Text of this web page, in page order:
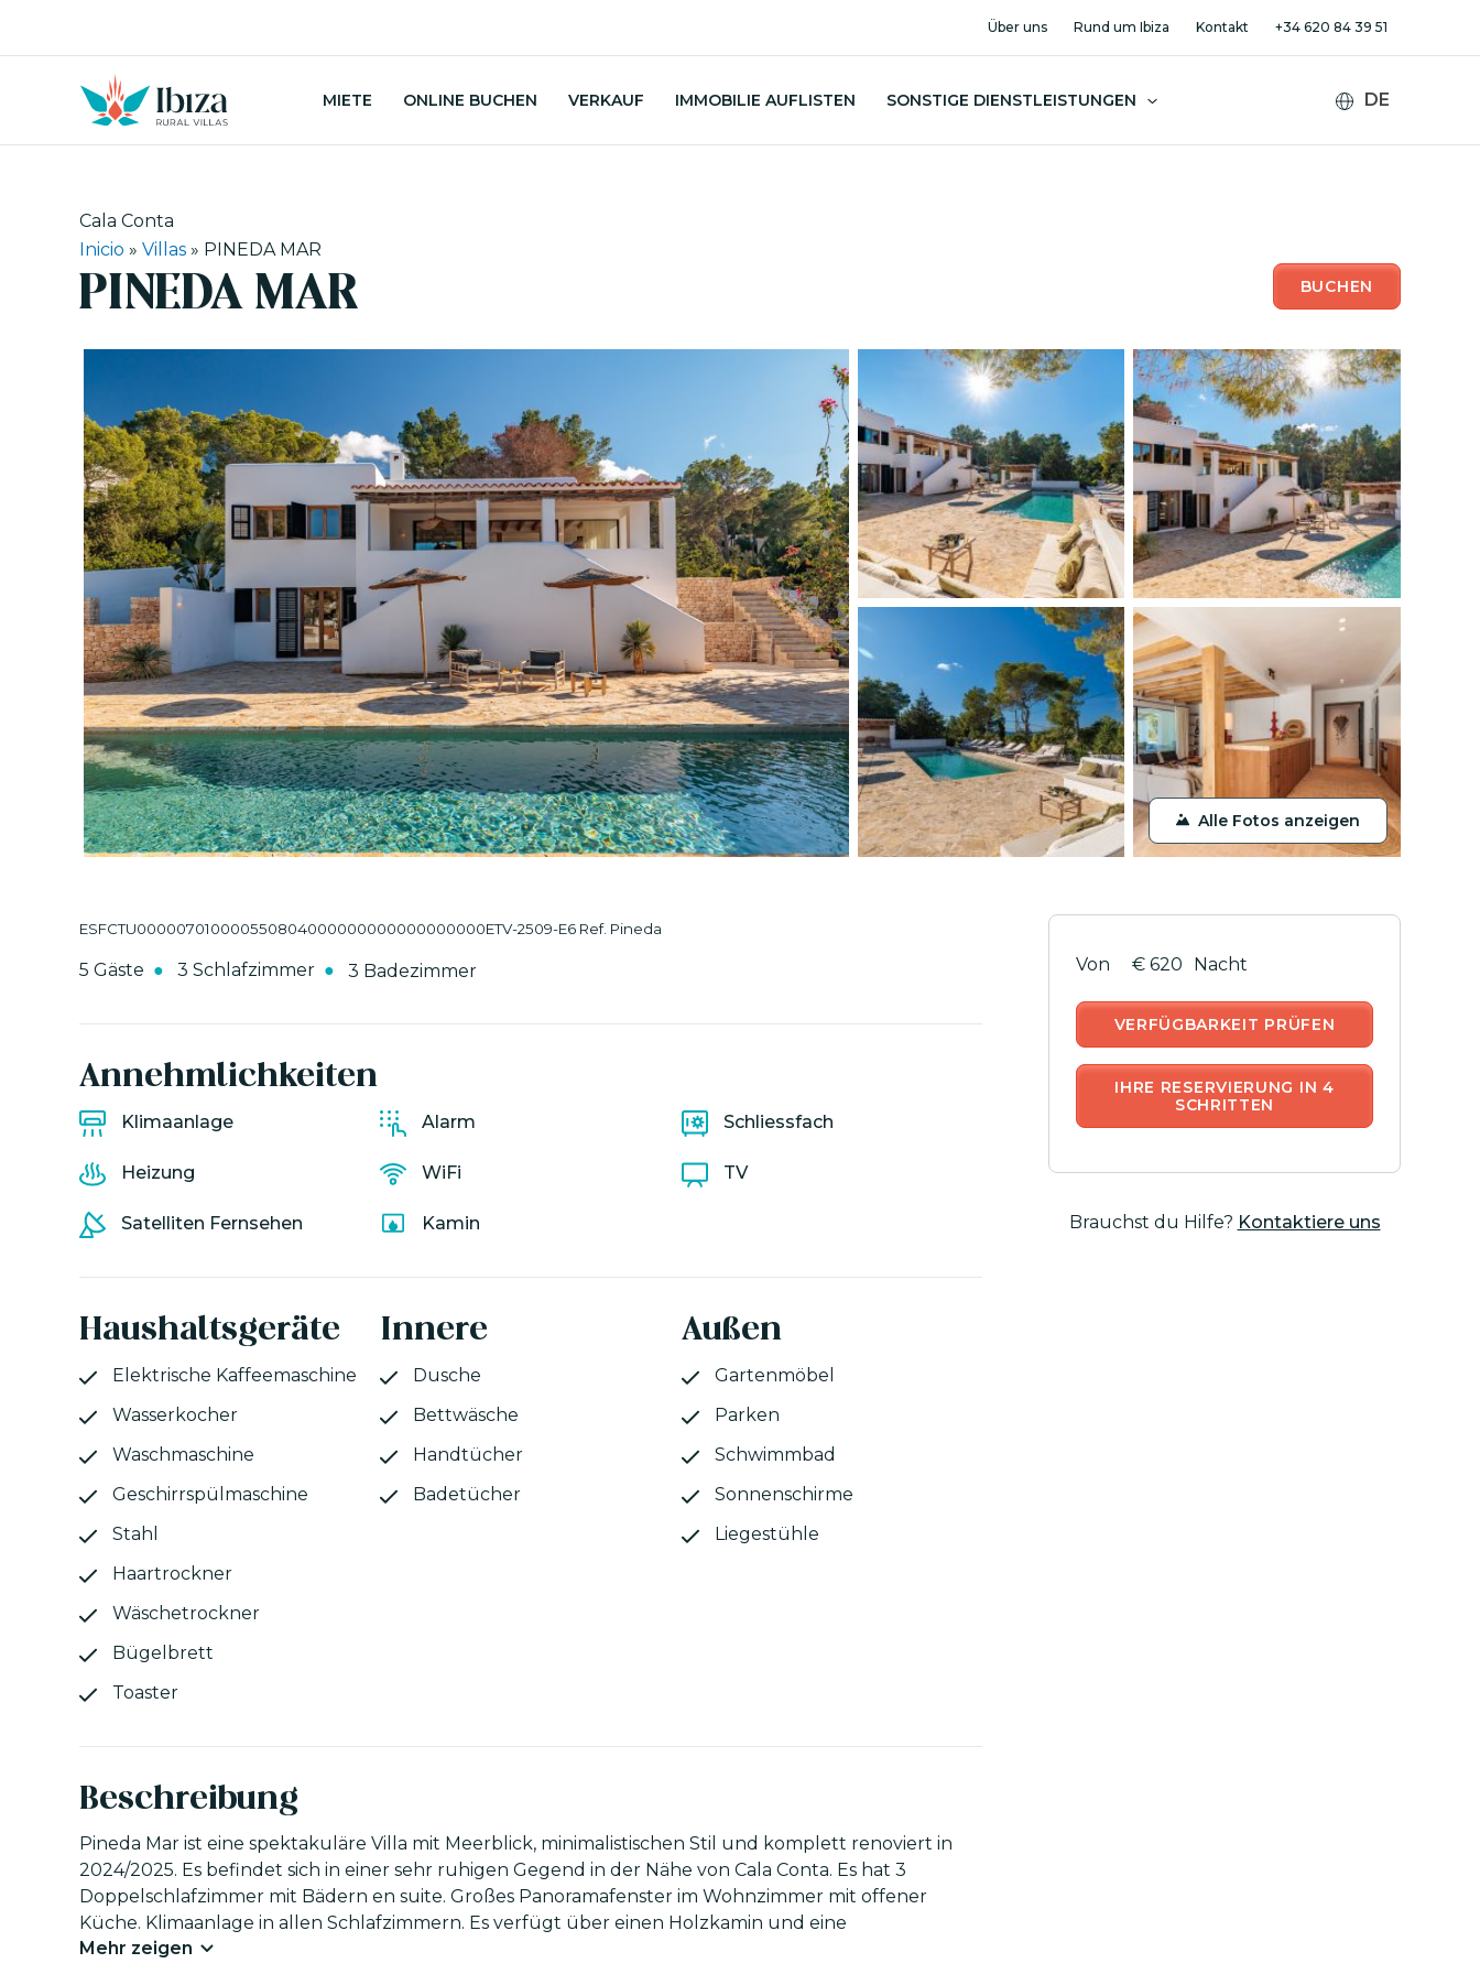
Über uns Rund um Ibiza Kontakt +34 620 84 39 51
MIETE ONLINE BUCHEN VERKAUF IMMOBILIE AUFLISTEN SONSTIGE DIENSTLEISTUNGEN
Cala Conta
Inicio » Villas » PINEDA MAR
PINEDA MAR BUCHEN
Alle Fotos anzeigen
ESFCTU000007010000550804000000000000000000ETV-2509-E6 Ref. Pineda
5 Gäste 3 Schlafzimmer 3 Badezimmer
Annehmlichkeiten
Klimaanlage Alarm Schliessfach
Heizung WiFi TV
Satelliten Fernsehen Kamin
Haushaltsgeräte
Elektrische Kaffeemaschine
Wasserkocher
Waschmaschine
Geschirrspülmaschine
Stahl
Haartrockner
Wäschetrockner
Bügelbrett
Toaster
Innere
Dusche
Bettwäsche
Handtücher
Badetücher
Außen
Gartenmöbel
Parken
Schwimmbad
Sonnenschirme
Liegestühle
Beschreibung
Pineda Mar ist eine spektakuläre Villa mit Meerblick, minimalistischen Stil und komplett renoviert in
2024/2025. Es befindet sich in einer sehr ruhigen Gegend in der Nähe von Cala Conta. Es hat 3
Doppelschlafzimmer mit Bädern en suite. Großes Panoramafenster im Wohnzimmer mit offener
Küche. Klimaanlage in allen Schlafzimmern. Es verfügt über einen Holzkamin und eine
Fußbodenheizung für die Sommermonate außerhalb der Saison. Es gibt zwei erhöhte, nach Süden
Mehr zeigen
€ 620 Nacht
VERFÜGBARKEIT PRÜFEN
IHRE RESERVIERUNG IN 4
SCHRITTEN
Brauchst du Hilfe? Kontaktiere uns